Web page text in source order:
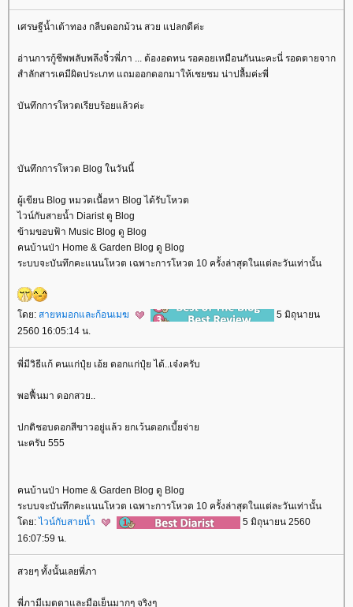
เศรษฐีน้ำเต้าทอง กลีบดอกม้วน สวย แปลกดีค่ะ
อ่านการกู้ชีพพลับพลึงจิ๋วพี่ภา ... ต้องอดทน รอคอยเหมือนกันนะคะนี่ รอดตายจาก
สำลักสารเคมีผิดประเภท แถมออกดอกมาให้เชยชม น่าปลื้มค่ะพี่
บันทึกการโหวตเรียบร้อยแล้วค่ะ
บันทึกการโหวต Blog ในวันนี้
ผู้เขียน Blog หมวดเนื้อหา Blog ได้รับโหวต
ไวน์กับสายน้ำ Diarist ดู Blog
ข้ามขอบฟ้า Music Blog ดู Blog
คนบ้านป่า Home & Garden Blog ดู Blog
ระบบจะบันทึกคะแนนโหวต เฉพาะการโหวต 10 ครั้งล่าสุดในแต่ละวันเท่านั้น
ดย: สายหมอกและก้อนเมฆ
5 มิถุนายน
2560 16:05:14 น.
พี่มีวิธีแก้ คนแก่ปุ๋ย เอ้ย ดอกแก่ปุ๋ย ได้..เจ๋งครับ
พอฟื้นมา ดอกสวย..
ปกติชอบดอกสีขาวอยู่แล้ว ยกเว้นดอกเบี้ยจ่า
นะครับ 555
คนบ้านป่า Home & Garden Blog ดู Blog
ระบบจะบันทึกคะแนนโหวต เฉพาะการโหวต 10 ครั้งล่าสุดในแต่ละวันเท่านั้น
ดย: ไวน์กับสายน้ำ
5 มิถุนายน 2560
16:07:59 น.
สวยๆ ทั้งนั้นเลยพี่ภา
พี่ภามีเมตตาและมือเย็นมากๆ จริงๆ